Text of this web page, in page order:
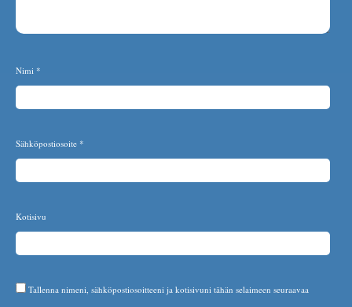
Nimi *
Sähköpostiosoite *
Kotisivu
Tallenna nimeni, sähköpostiosoitteeni ja kotisivuni tähän selaimeen seuraavaa